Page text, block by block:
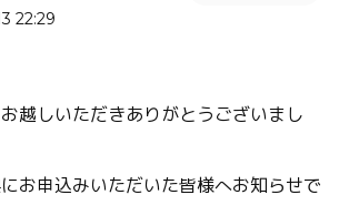
22:29
越しいただきありがとうございまし
お申込みいただいた皆様へお知らせで